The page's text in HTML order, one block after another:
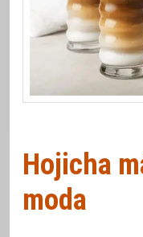
Hojicha
moda